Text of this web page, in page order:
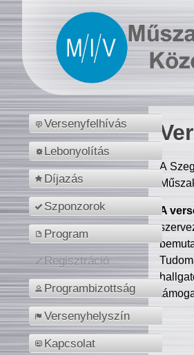
Versenyfelhívás
Lebonyolítás
Díjazás
Szponzorok
Program
Regisztráció
Programbizottság
Versenyhelyszín
Kapcsolat
A
A